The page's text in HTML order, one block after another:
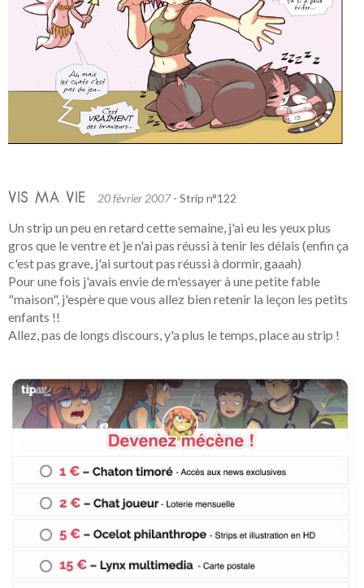
VIS MA VIE 20 février 2007- Strip n°122
Un strip un peu en retard cette semaine, j'ai eu les yeux plus
gros que le ventre et je n'ai pas réussi à tenir les délais (enfin ça
c'est pas grave, j'ai surtout pas réussi à dormir, gaaah)
Pour une fois j'avais envie de m'essayer à une petite fable
"maison", j'espère que vous allez bien retenir la leçon les petits
enfants !!
Allez, pas de longs discours, y'a plus le temps, place au strip !